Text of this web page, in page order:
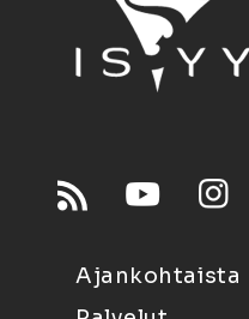
Ajankohtaista